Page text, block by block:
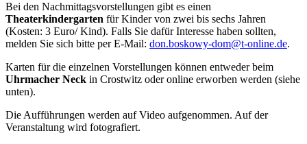
Bei den Nachmittagsvorstellungen gibt es einen
Theaterkindergarten für Kinder von zwei bis sechs Jahren
(Kosten: 3 Euro/ Kind). Falls Sie dafür Interesse haben sollten,
melden Sie sich bitte per E-Mail: don.boskowy-dom@t-online.de.
Karten für die einzelnen Vorstellungen können entweder beim
Uhrmacher Neck in Crostwitz oder online erworben werden (siehe
unten).
Die Aufführungen werden auf Video aufgenommen. Auf der
Veranstaltung wird fotografiert.